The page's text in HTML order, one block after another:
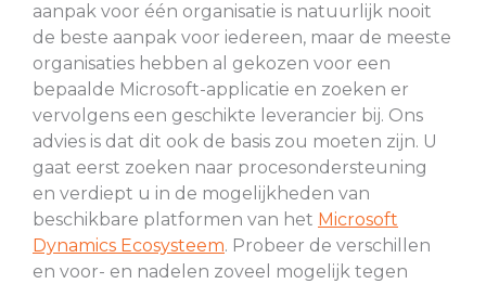
aanpak voor één organisatie is natuurlijk nooit
de beste aanpak voor iedereen, maar de meeste
organisaties hebben al gekozen voor een
bepaalde Microsoft-applicatie en zoeken er
vervolgens een geschikte leverancier bij. Ons
advies is dat dit ook de basis zou moeten zijn. U
gaat eerst zoeken naar procesondersteuning
en verdiept u in de mogelijkheden van
beschikbare platformen van het Microsoft
Dynamics Ecosysteem. Probeer de verschillen
en voor- en nadelen zoveel mogelijk tegen